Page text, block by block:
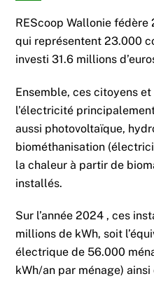
REScoop Wallonie
qui représentent 23.000
investi 31.6 millions
Ensemble, ces citoyens
l’électricité
aussi photovoltaïque,
biométhanisation
la chaleur à partir de
installés.
Sur l’année 2024 , ces
millions de kWh, soit
électrique de 56.000
kWh/an par ménage)